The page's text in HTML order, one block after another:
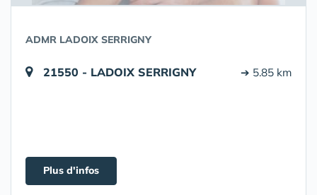
ADMR LADOIX SERRIGNY
21550 - LADOIX SERRIGNY ➔ 5.85 km
Plus d'infos